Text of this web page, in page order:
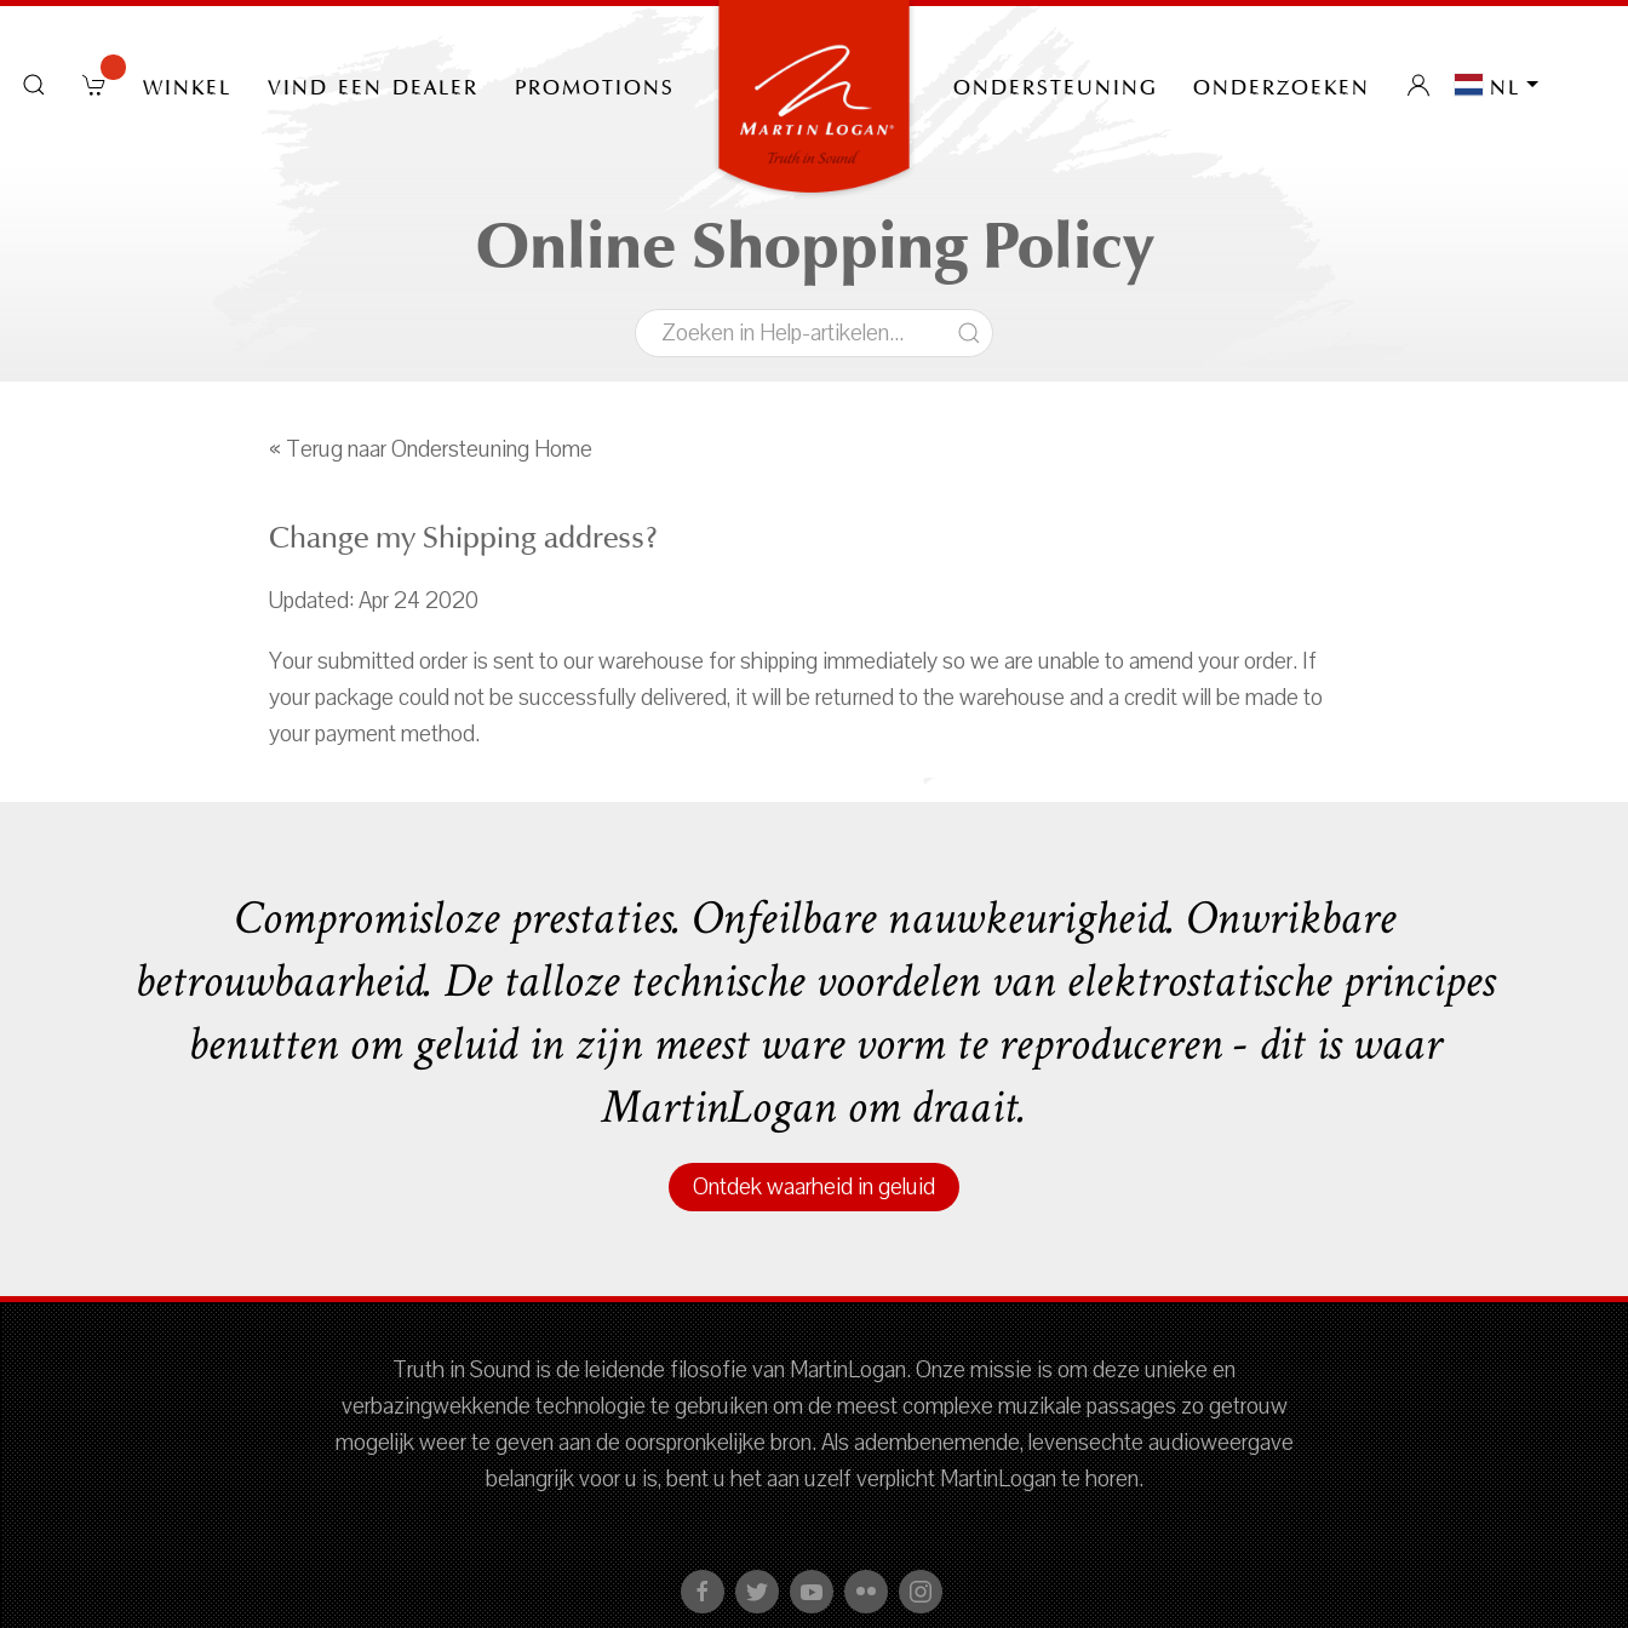
winkel vind een dealer promotions ondersteuning onderzoeken nl
Online Shopping Policy
« Terug naar Ondersteuning Home
Change my Shipping address?
Updated: Apr 24 2020
Your submitted order is sent to our warehouse for shipping immediately so we are unable to amend your order. If
your package could not be successfully delivered, it will be returned to the warehouse and a credit will be made to
your payment method.
Compromisloze prestaties. Onfeilbare nauwkeurigheid. Onwrikbare
betrouwbaarheid. De talloze technische voordelen van elektrostatische principes
benutten om geluid in zijn meest ware vorm te reproduceren - dit is waar
MartinLogan om draait.
Ontdek waarheid in geluid
Truth in Sound is de leidende filosofie van MartinLogan. Onze missie is om deze unieke en
verbazingwekkende technologie te gebruiken om de meest complexe muzikale passages zo getrouw
mogelijk weer te geven aan de oorspronkelijke bron. Als adembenemende, levensechte audioweergave
belangrijk voor u is, bent u het aan uzelf verplicht MartinLogan te horen.